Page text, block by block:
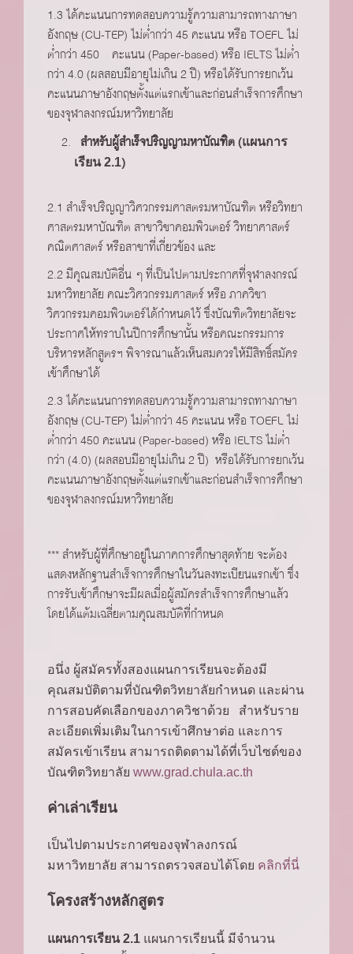
1.3 ได้คะแนนการทดสอบความรู้ความสามารถทางภาษา
อังกฤษ (CU-TEP) ไม่ต่ำกว่า 45 คะแนน หรือ TOEFL ไม่
ต่ำกว่า 450 คะแนน (Paper-based) หรือ IELTS ไม่ต่ำ
กว่า 4.0 (ผลสอบมีอายุไม่เกิน 2 ปี) หรือได้รับการยกเว้น
คะแนนภาษาอังกฤษตั้งแต่แรกเข้าและก่อนสำเร็จการศึกษา
ของจุฬาลงกรณ์มหาวิทยาลัย
สำหรับผู้สำเร็จปริญญามหาบัณฑิต (แผนการ
เรียน 2.1)
2.1 สำเร็จปริญญาวิศวกรรมศาสตรมหาบัณฑิต หรือวิทยา
ศาสตรมหาบัณฑิต สาขาวิชาคอมพิวเตอร์ วิทยาศาสตร์
คณิตศาสตร์ หรือสาขาที่เกี่ยวข้อง และ
2.2 มีคุณสมบัติอื่น ๆ ที่เป็นไปตามประกาศที่จุฬาลงกรณ์
มหาวิทยาลัย คณะวิศวกรรมศาสตร์ หรือ ภาควิชา
วิศวกรรมคอมพิวเตอร์ได้กำหนดไว้ ซึ่งบัณฑิตวิทยาลัยจะ
ประกาศให้ทราบในปีการศึกษานั้น หรือคณะกรรมการ
บริหารหลักสูตรฯ พิจารณาแล้วเห็นสมควรให้มีสิทธิ์สมัคร
เข้าศึกษาได้
2.3 ได้คะแนนการทดสอบความรู้ความสามารถทางภาษา
อังกฤษ (CU-TEP) ไม่ต่ำกว่า 45 คะแนน หรือ TOEFL ไม่
ต่ำกว่า 450 คะแนน (Paper-based) หรือ IELTS ไม่ต่ำ
กว่า (4.0) (ผลสอบมีอายุไม่เกิน 2 ปี) หรือได้รับการยกเว้น
คะแนนภาษาอังกฤษตั้งแต่แรกเข้าและก่อนสำเร็จการศึกษา
ของจุฬาลงกรณ์มหาวิทยาลัย
*** สำหรับผู้ที่ศึกษาอยู่ในภาคการศึกษาสุดท้าย จะต้อง
แสดงหลักฐานสำเร็จการศึกษาในวันลงทะเบียนแรกเข้า ซึ่ง
การรับเข้าศึกษาจะมีผลเมื่อผู้สมัครสำเร็จการศึกษาแล้ว
โดยได้แต้มเฉลี่ยตามคุณสมบัติที่กำหนด
อนึ่ง ผู้สมัครทั้งสองแผนการเรียนจะต้องมี
คุณสมบัติตามที่บัณฑิตวิทยาลัยกำหนด และผ่าน
การสอบคัดเลือกของภาควิชาด้วย สำหรับราย
ละเอียดเพิ่มเติมในการเข้าศึกษาต่อ และการ
สมัครเข้าเรียน สามารถติดตามได้ที่เว็บไซต์ของ
บัณฑิตวิทยาลัย www.grad.chula.ac.th
ค่าเล่าเรียน
เป็นไปตามประกาศของจุฬาลงกรณ์
มหาวิทยาลัย สามารถตรวจสอบได้โดย คลิกที่นี่
โครงสร้างหลักสูตร
แผนการเรียน 2.1 แผนการเรียนนี้ มีจำนวน